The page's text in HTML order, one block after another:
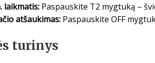
laikmatis:Paspauskite T2 mygtuką –
atšaukimas:Paspauskite OFF
turinys